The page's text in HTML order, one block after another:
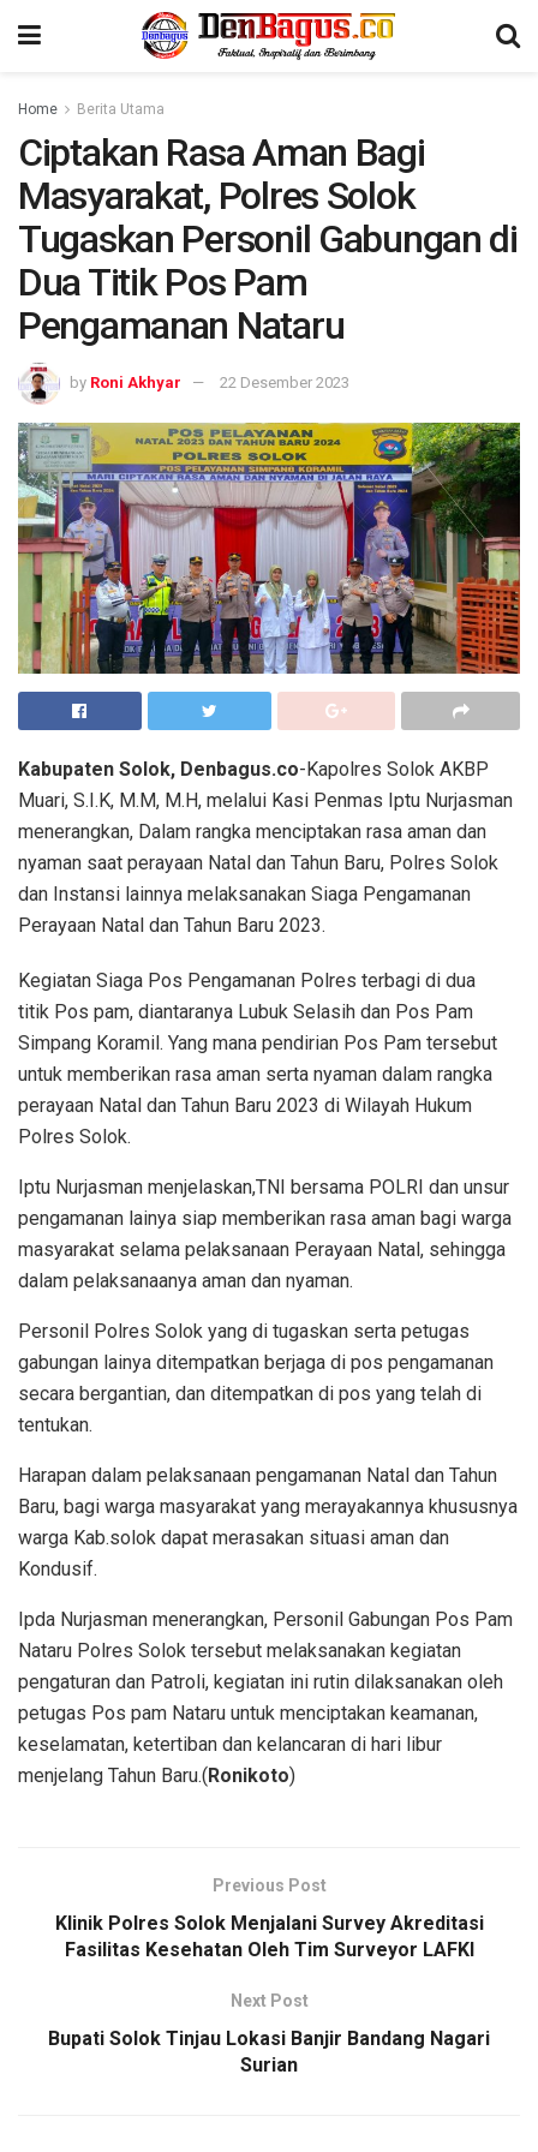
Home Berita Utama
Ciptakan Rasa Aman Bagi
Masyarakat, Polres Solok
Tugaskan Personil Gabungan di
Dua Titik Pos Pam
Pengamanan Nataru
by Roni Akhyar 22 Desember 2023
Kabupaten Solok, Denbagus.co-Kapolres Solok AKBP
Muari, S.I.K, M.M, M.H, melalui Kasi Penmas Iptu Nurjasman
menerangkan, Dalam rangka menciptakan rasa aman dan
nyaman saat perayaan Natal dan Tahun Baru, Polres Solok
dan Instansi lainnya melaksanakan Siaga Pengamanan
Perayaan Natal dan Tahun Baru 2023.
Kegiatan Siaga Pos Pengamanan Polres terbagi di dua
titik Pos pam, diantaranya Lubuk Selasih dan Pos Pam
Simpang Koramil. Yang mana pendirian Pos Pam tersebut
untuk memberikan rasa aman serta nyaman dalam rangka
perayaan Natal dan Tahun Baru 2023 di Wilayah Hukum
Polres Solok.
Iptu Nurjasman menjelaskan,TNI bersama POLRI dan unsur
pengamanan lainya siap memberikan rasa aman bagi warga
masyarakat selama pelaksanaan Perayaan Natal, sehingga
dalam pelaksanaanya aman dan nyaman.
Personil Polres Solok yang di tugaskan serta petugas
gabungan lainya ditempatkan berjaga di pos pengamanan
secara bergantian, dan ditempatkan di pos yang telah di
tentukan.
Harapan dalam pelaksanaan pengamanan Natal dan Tahun
Baru, bagi warga masyarakat yang merayakannya khususnya
warga Kab.solok dapat merasakan situasi aman dan
Kondusif.
Ipda Nurjasman menerangkan, Personil Gabungan Pos Pam
Nataru Polres Solok tersebut melaksanakan kegiatan
pengaturan dan Patroli, kegiatan ini rutin dilaksanakan oleh
petugas Pos pam Nataru untuk menciptakan keamanan,
keselamatan, ketertiban dan kelancaran di hari libur
menjelang Tahun Baru.(Ronikoto)
Previous Post
Klinik Polres Solok Menjalani Survey Akreditasi
Fasilitas Kesehatan Oleh Tim Surveyor LAFKI
Next Post
Bupati Solok Tinjau Lokasi Banjir Bandang Nagari
Surian